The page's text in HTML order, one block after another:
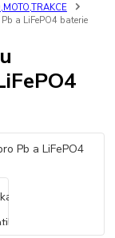
a LiFePO4 baterie